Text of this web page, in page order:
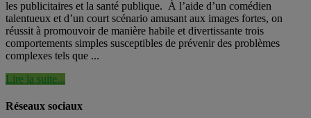
les publicitaires et la santé publique. À l’aide d’un comédien
talentueux et d’un court scénario amusant aux images fortes, on
réussit à promouvoir de manière habile et divertissante trois
comportements simples susceptibles de prévenir des problèmes
complexes tels que ...
Lire la suite...
Réseaux sociaux